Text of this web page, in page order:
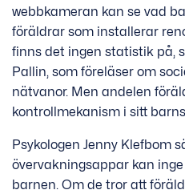
webbkameran kan se vad
föräldrar som installerar
finns det ingen statistik på,
Pallin, som föreläser om
nätvanor. Men andelen
kontrollmekanism i sitt
Psykologen Jenny Klefbom
övervakningsappar kan
barnen. Om de tror att